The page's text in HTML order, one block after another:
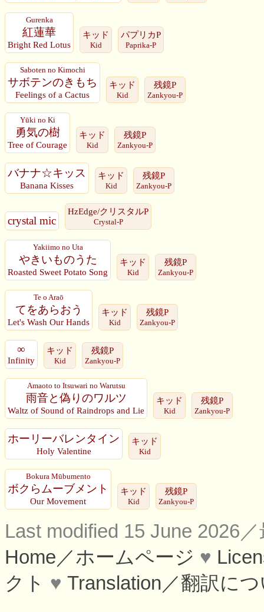
Gurenka
紅蓮華
Bright Red Lotus
キッド
Kid
パプリカP
Paprika-P
Saboten no Kimochi
サボテンのきもち
Feelings of a Cactus
キッド
Kid
残鏡P
Zankyou-P
Yūki no Ki
勇気の樹
Tree of Courage
キッド
Kid
残鏡P
Zankyou-P
バナナ☆キッス
Banana Kisses
キッド
Kid
残鏡P
Zankyou-P
crystal mic
HzEdge/クリスタルP
Crystal-P
Yakiimo no Uta
やきいものうた
Roasted Sweet Potato Song
キッド
Kid
残鏡P
Zankyou-P
Te o Araō
てをあらおう
Let's Wash Our Hands
キッド
Kid
残鏡P
Zankyou-P
∞
Infinity
キッド
Kid
残鏡P
Zankyou-P
Amaoto to Itsuwari no Warutsu
雨音と偽りのワルツ
Waltz of Sound of Raindrops and Lie
キッド
Kid
残鏡P
Zankyou-P
ホーリーバレンタイン
Holy Valentine
キッド
Kid
Bokura Mūbumento
ボクらムーブメント
Our Movement
キッド
Kid
残鏡P
Zankyou-P
Last modified 15 June 2026
Home／ホームページ ♥
クト ♥ Translation／翻訳に